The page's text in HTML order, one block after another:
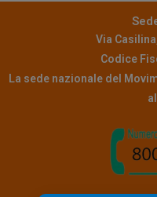
Via
Codice
La sede nazionale del